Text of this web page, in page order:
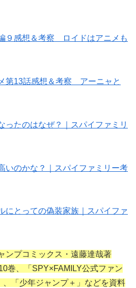
９感想＆考察 ロイドはアニメも
第13話感想＆考察 アーニャと
ったのはなぜ？｜スパイファミリ
いのかな？｜スパイファミリー考
にとっての偽装家族｜スパイファ
ンプコミックス・遠藤達哉著
巻、「SPY×FAMILY公式ファン
「少年ジャンプ＋」などを資料